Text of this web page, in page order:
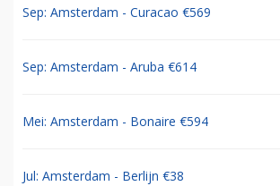
Sep: Amsterdam - Curacao €569
Sep: Amsterdam - Aruba €614
Mei: Amsterdam - Bonaire €594
Jul: Amsterdam - Berlijn €38